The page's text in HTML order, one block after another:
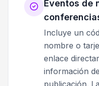
Eventos de
Incluye un
nombre o
enlace
información